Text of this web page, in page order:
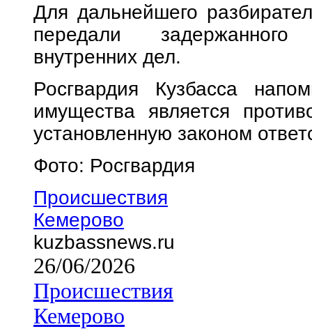
Для дальнейшего
передали
внутренних дел.
Росгвардия Кузбасса
имущества является
установленную законом
Фото: Росгвардия
Происшествия
Кемерово
kuzbassnews.ru
26/06/2026
Происшествия
Кемерово